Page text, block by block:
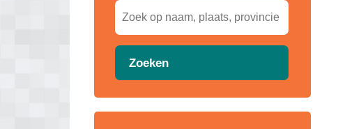
Zoeken